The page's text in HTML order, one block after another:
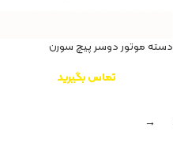
دسته موتور دوسر پیچ سورن
تماس بگیرید
→